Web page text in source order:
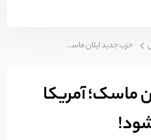
حزب جدید ایلان ماسک؛ آمریکا سه حزبی می‌شود!
ماسک؛ آمریکا